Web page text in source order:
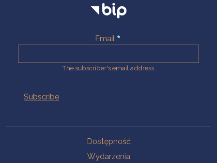
Email
The subscriber's email address.
Dostępność
Wydarzenia